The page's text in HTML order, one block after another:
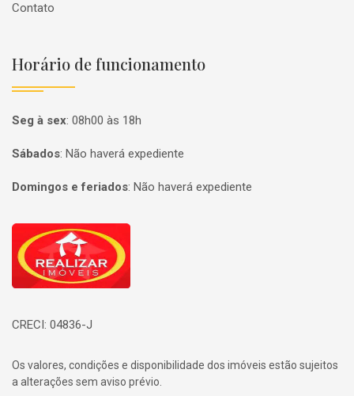
Contato
Horário de funcionamento
Seg à sex: 08h00 às 18h
Sábados: Não haverá expediente
Domingos e feriados: Não haverá expediente
Página inicial
CRECI: 04836-J
Os valores, condições e disponibilidade dos imóveis estão sujeitos
a alterações sem aviso prévio.